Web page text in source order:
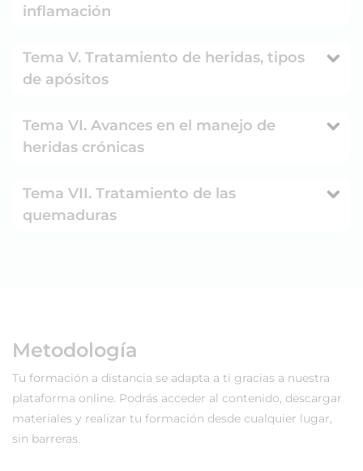
inflamación
Tema V. Tratamiento de heridas, tipos
de apósitos
Tema VI. Avances en el manejo de
heridas crónicas
Tema VII. Tratamiento de las
quemaduras
Metodología
Tu formación a distancia se adapta a ti gracias a nuestra
plataforma online. Podrás acceder al contenido, descargar
materiales y realizar tu formación desde cualquier lugar,
sin barreras.